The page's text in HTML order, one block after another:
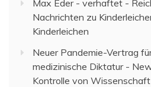
Max Eder - verhaftet -
Nachrichten zu
Kinderleichen
Neuer Pandemie-Vertrag
medizinische Diktatur -
Kontrolle von